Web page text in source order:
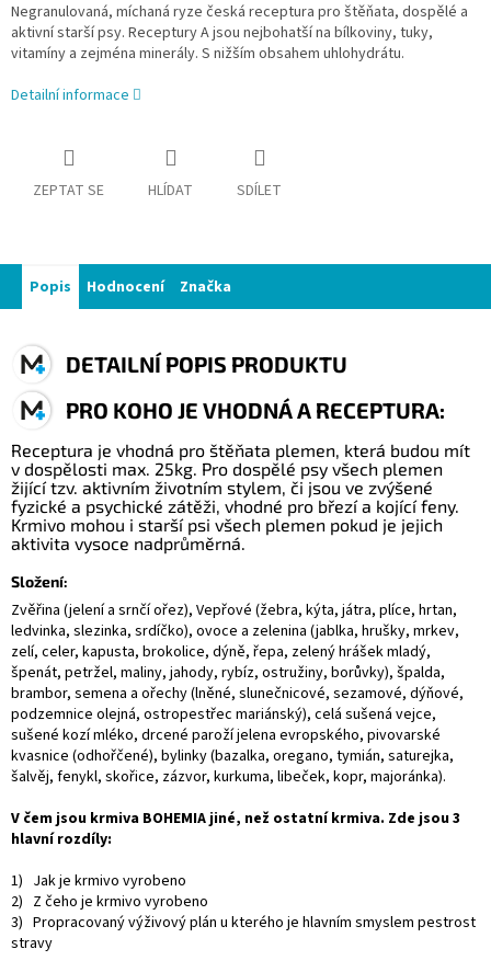
Negranulovaná, míchaná ryze česká receptura pro štěňata, dospělé a
aktivní starší psy. Receptury A jsou nejbohatší na bílkoviny, tuky,
vitamíny a zejména minerály. S nižším obsahem uhlohydrátu.
Detailní informace
ZEPTAT SE HLÍDAT SDÍLET
Popis Hodnocení Značka
DETAILNÍ POPIS PRODUKTU
PRO KOHO JE VHODNÁ A RECEPTURA:
Receptura je vhodná pro štěňata plemen, která budou mít
v dospělosti max. 25kg. Pro dospělé psy všech plemen
žijící tzv. aktivním životním stylem, či jsou ve zvýšené
fyzické a psychické zátěži, vhodné pro březí a kojící feny.
Krmivo mohou i starší psi všech plemen pokud je jejich
aktivita vysoce nadprůměrná.
Složení:
Zvěřina (jelení a srnčí ořez), Vepřové (žebra, kýta, játra, plíce, hrtan,
ledvinka, slezinka, srdíčko), ovoce a zelenina (jablka, hrušky, mrkev,
zelí, celer, kapusta, brokolice, dýně, řepa, zelený hrášek mladý,
špenát, petržel, maliny, jahody, rybíz, ostružiny, borůvky), špalda,
brambor, semena a ořechy (lněné, slunečnicové, sezamové, dýňové,
podzemnice olejná, ostropestřec mariánský), celá sušená vejce,
sušené kozí mléko, drcené paroží jelena evropského, pivovarské
kvasnice (odhořčené), bylinky (bazalka, oregano, tymián, saturejka,
šalvěj, fenykl, skořice, zázvor, kurkuma, libeček, kopr, majoránka).
V čem jsou krmiva BOHEMIA jiné, než ostatní krmiva. Zde jsou 3
hlavní rozdíly:
1) Jak je krmivo vyrobeno
2) Z čeho je krmivo vyrobeno
3) Propracovaný výživový plán u kterého je hlavním smyslem pestrost
stravy